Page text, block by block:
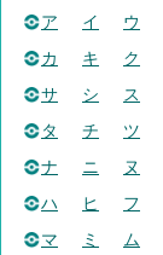
ア
イ ウ
カ
キ ク
サ
シ ス
タ
チ ツ
ナ
ニ ヌ
ハ
ヒ フ
マ
ミ ム